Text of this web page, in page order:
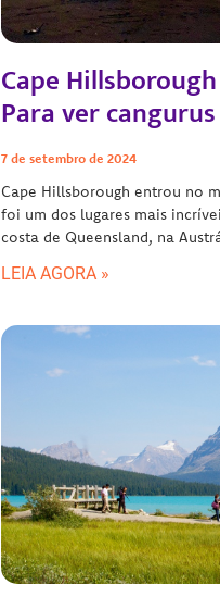
Cape
Para ver
7 de setembro de 2024
Cape Hillsborough entrou no
foi um dos lugares mais
costa de Queensland, na
LEIA AGORA »